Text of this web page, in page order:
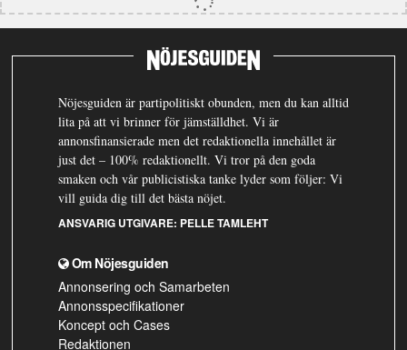
Nöjesguiden är partipolitiskt obunden, men du kan alltid
lita på att vi brinner för jämställdhet. Vi är
annonsfinansierade men det redaktionella innehållet är
just det – 100% redaktionellt. Vi tror på den goda
smaken och vår publicistiska tanke lyder som följer: Vi
vill guida dig till det bästa nöjet.
ANSVARIG UTGIVARE: PELLE TAMLEHT
Om Nöjesguiden
Annonsering och Samarbeten
Annonsspecifikationer
Koncept och Cases
Redaktionen